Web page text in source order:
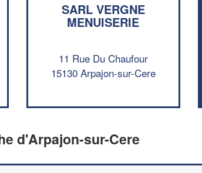
SARL VERGNE
MENUISERIE
11 Rue Du Chaufour
15130 Arpajon-sur-Cere
d'Arpajon-sur-Cere